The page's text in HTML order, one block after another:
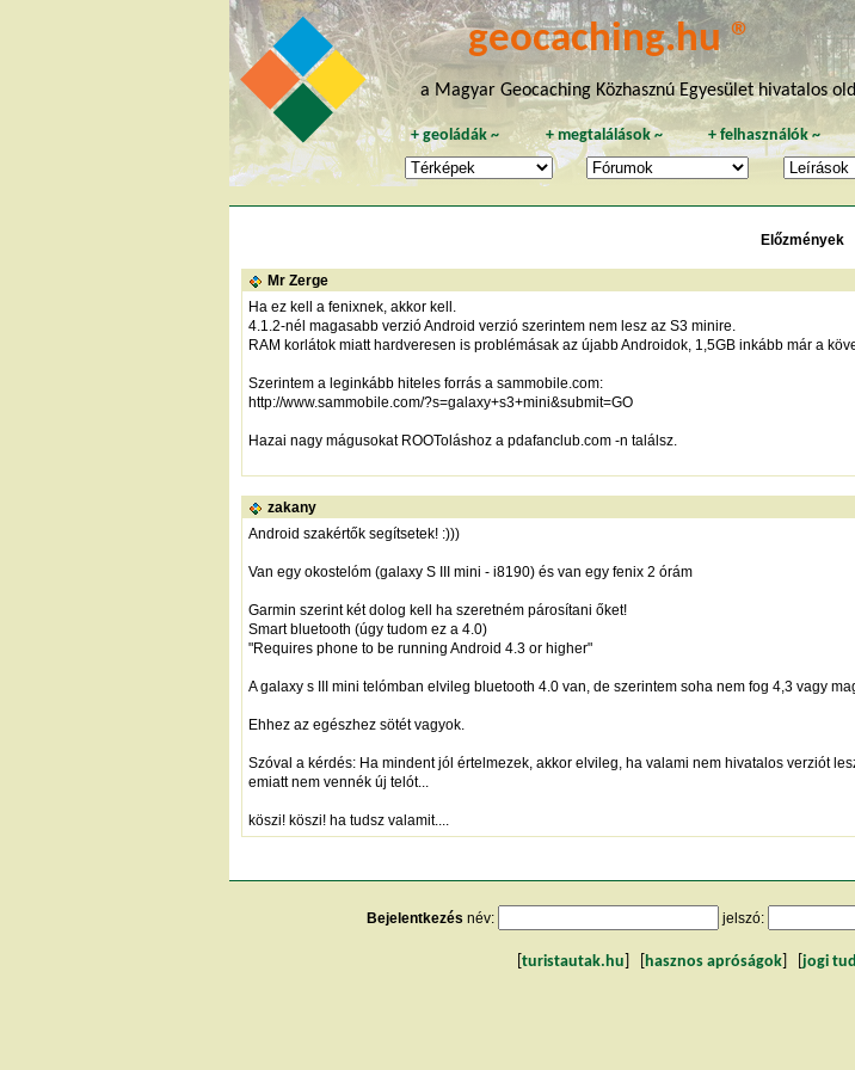
geocaching.hu ®
a Magyar Geocaching Közhasznú Egyesület hivatalos
+geoládák ~ +megtalálások~ +felhasználók~
Előzmények
Mr Zerge
Ha ez kell a fenixnek, akkor kell.
4.1.2-nél magasabb verzió Android verzió szerintem nem lesz az S3 minire.
RAM korlátok miatt hardveresen is problémásak az újabb Androidok, 1,5GB inkább már a
Szerintem a leginkább hiteles forrás a sammobile.com:
http://www.sammobile.com/?s=galaxy+s3+mini&submit=GO
Hazai nagy mágusokat ROOToláshoz a pdafanclub.com -n találsz.
zakany
Android szakértők segítsetek! :)))
Van egy okostelóm (galaxy S III mini - i8190) és van egy fenix 2 órám
Garmin szerint két dolog kell ha szeretném párosítani őket!
Smart bluetooth (úgy tudom ez a 4.0)
"Requires phone to be running Android 4.3 or higher"
A galaxy s III mini telómban elvileg bluetooth 4.0 van, de szerintem soha nem fog 4,3 vagy
Ehhez az egészhez sötét vagyok.
Szóval a kérdés: Ha mindent jól értelmezek, akkor elvileg, ha valami nem hivatalos verziót
emiatt nem vennék új telót...
köszi! köszi! ha tudsz valamit....
Bejelentkezés név: jelszó:
turistautak.hu hasznos apróságok jogi